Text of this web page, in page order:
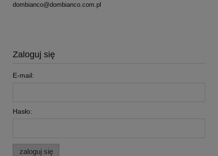
dombianco@dombianco.com.pl
Zaloguj się
E-mail:
Hasło:
zaloguj się